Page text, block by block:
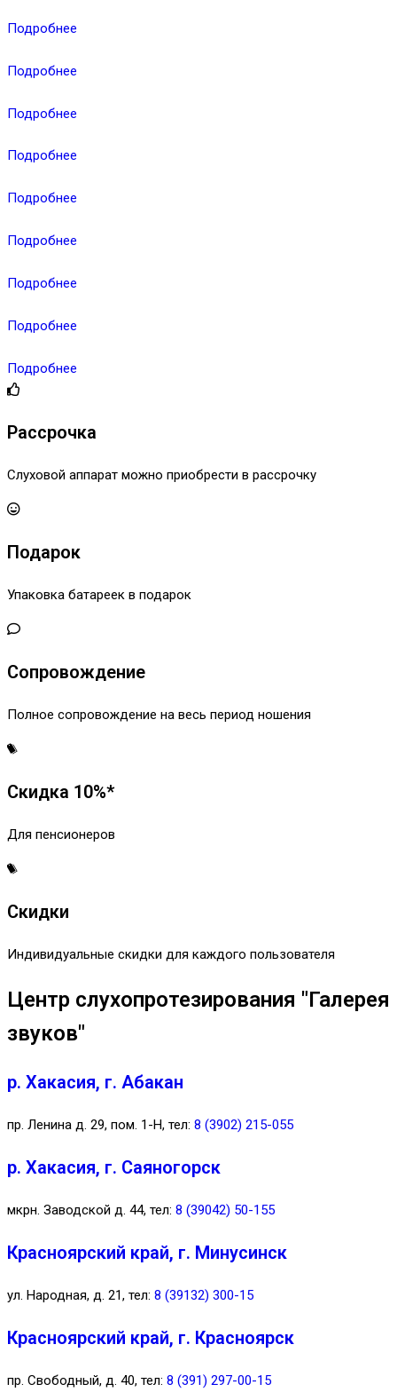
Подробнее
Подробнее
Подробнее
Подробнее
Подробнее
Подробнее
Подробнее
Подробнее
Подробнее
Рассрочка
Слуховой аппарат можно приобрести в рассрочку
Подарок
Упаковка батареек в подарок
Сопровождение
Полное сопровождение на весь период ношения
Скидка 10%*
Для пенсионеров
Скидки
Индивидуальные скидки для каждого пользователя
Центр слухопротезирования "Галерея
звуков"
р. Хакасия, г. Абакан
пр. Ленина д. 29, пом. 1-Н, тел: 8 (3902) 215-055
р. Хакасия, г. Саяногорск
мкрн. Заводской д. 44, тел: 8 (39042) 50-155
Красноярский край, г. Минусинск
ул. Народная, д. 21, тел: 8 (39132) 300-15
Красноярский край, г. Красноярск
пр. Свободный, д. 40, тел: 8 (391) 297-00-15